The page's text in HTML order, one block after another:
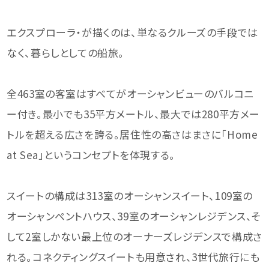
エクスプローラ・が描くのは、単なるクルーズの手段では
なく、暮らしとしての船旅。
全463室の客室はすべてがオーシャンビューのバルコニ
ー付き。最小でも35平方メートル、最大では280平方メー
トルを超える広さを誇る。居住性の高さはまさに「Home
at Sea」というコンセプトを体現する。
スイートの構成は313室のオーシャンスイート、109室の
オーシャンペントハウス、39室のオーシャンレジデンス、そ
して2室しかない最上位のオーナーズレジデンスで構成さ
れる。コネクティングスイートも用意され、3世代旅行にも